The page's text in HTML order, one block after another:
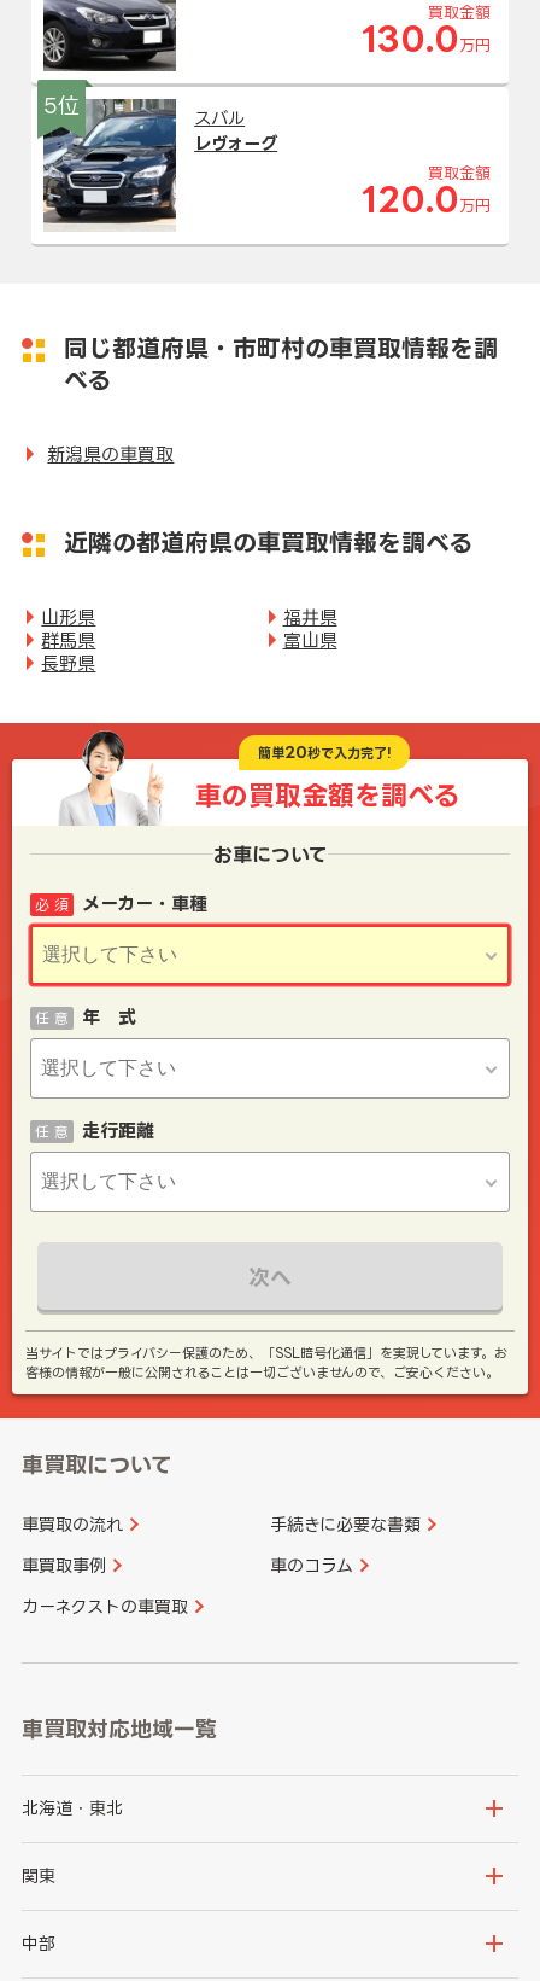
買取金額
130.0 万円
5位
スバル
レヴォーグ
買取金額
120.0 万円
同じ都道府県・市町村の車買取情報を調
べる
新潟県の車買取
近隣の都道府県の車買取情報を調べる
山形県
福井県
群馬県
富山県
長野県
簡単20秒で入力完了!
車の買取金額を調べる
お車について
メーカー・車種
必 須
年 式
任 意
走行距離
任 意
次へ
当サイトではプライバシー保護のため、「SSL暗号化通信」を実現しています。お
客様の情報が一般に公開されることは一切ございませんので、ご安心ください。
車買取について
車買取の流れ 手続きに必要な書類
車買取事例 車のコラム
カーネクストの車買取
車買取対応地域一覧
北海道・東北
北海道
岩手県
関東
茨城県
中部